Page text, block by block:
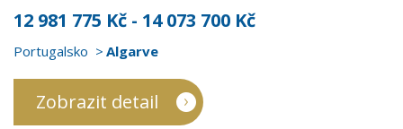
12 981 775 Kč - 14 073 700 Kč
Portugalsko Algarve
Zobrazit detail